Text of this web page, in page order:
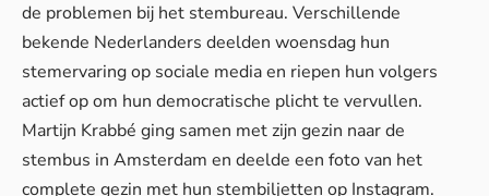
de problemen bij het stembureau. Verschillende
bekende Nederlanders deelden woensdag hun
stemervaring op sociale media en riepen hun volgers
actief op om hun democratische plicht te vervullen.
Martijn Krabbé ging samen met zijn gezin naar de
stembus in Amsterdam en deelde een foto van het
complete gezin met hun stembiljetten op Instagram.